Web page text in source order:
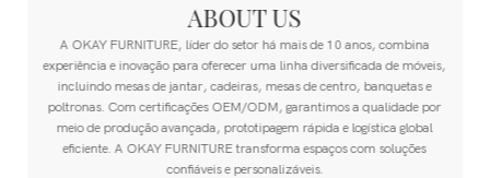
ABOUT US
A OKAY FURNITURE, líder do setor há mais de 10 anos, combina
experiência e inovação para oferecer uma linha diversificada de móveis,
incluindo mesas de jantar, cadeiras, mesas de centro, banquetas e
poltronas. Com certificações OEM/ODM, garantimos a qualidade por
meio de produção avançada, prototipagem rápida e logística global
eficiente. A OKAY FURNITURE transforma espaços com soluções
confiáveis ​​e personalizáveis.